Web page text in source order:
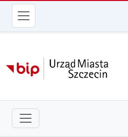
przejdź do głównego menu